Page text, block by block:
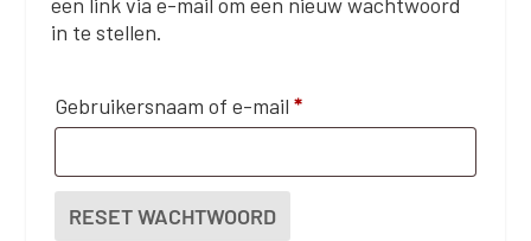
in te stellen.
Gebruikersnaam of e-mail *V
RESET WACHTWOORD